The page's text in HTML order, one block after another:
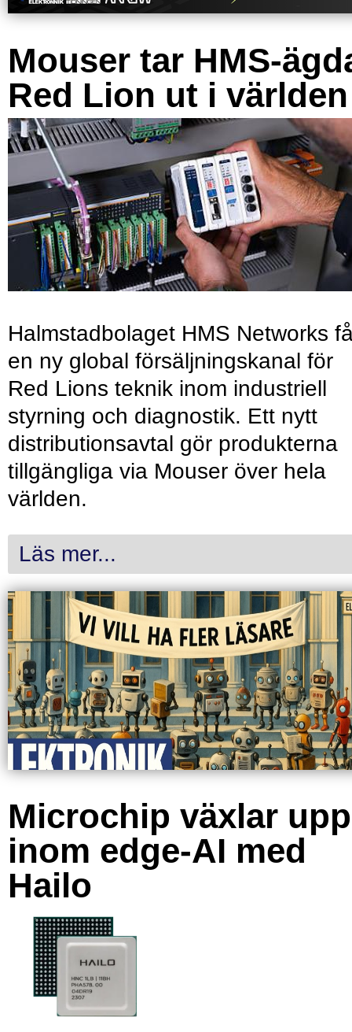
Mouser tar HMS-
Red Lion ut i världen
Halmstadbolaget HMS Networks
en ny global försäljningskanal för
Red Lions teknik inom industriell
styrning och diagnostik. Ett nytt
distributionsavtal gör produkterna
tillgängliga via Mouser över hela
världen.
Läs mer...
Microchip växlar upp
inom edge-AI med
Hailo